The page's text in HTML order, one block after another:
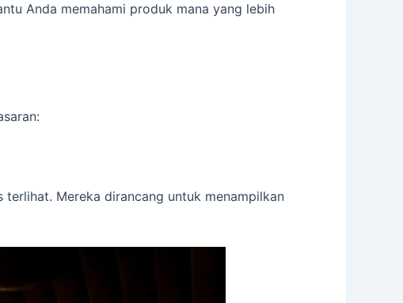
Anda memahami produk mana yang lebih
Mereka dirancang untuk menampilkan